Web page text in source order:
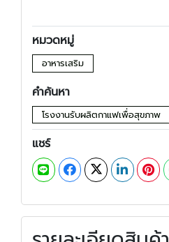
หมวดหมู่
อาหารเสริม
คำค้นหา
โรงงานรับผลิตกาแฟเพื่อสุขภาพ
แชร์